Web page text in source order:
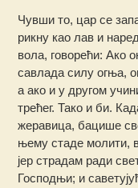
Чувши то, цар се
рикну као лав и
вола, говорећи: Ако
савлада силу огња,
а ако и у другом
трећег. Тако и би.
жеравица, бацише
њему стаде молити,
јер страдам ради
Господњи; и